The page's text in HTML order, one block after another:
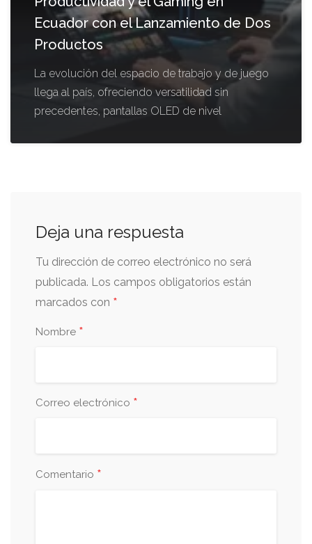
Ecuador con el Lanzamiento de Dos
Productos
La evolución del espacio de trabajo y de juego
llega al país, ofreciendo versatilidad sin
precedentes, pantallas OLED de nivel
Deja una respuesta
Tu dirección de correo electrónico no será
publicada. Los campos obligatorios están
marcados con *
Nombre *
Correo electrónico *
Comentario *